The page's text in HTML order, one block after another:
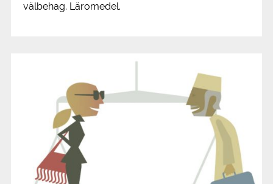
välbehag. Läromedel.